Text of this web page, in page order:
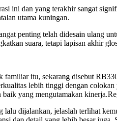
ini dan yang terakhir sangat
utama kuningan.
penting telah didesain ulang
suara, tetapi lapisan akhir
familiar itu, sekarang disebut
lebih tinggi dengan
yang mengutamakan
lalu dijalankan, jelaslah terlihat